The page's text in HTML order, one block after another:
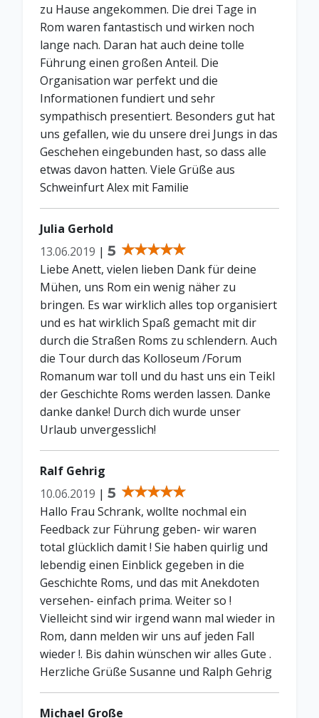
zu Hause angekommen. Die drei Tage in
Rom waren fantastisch und wirken noch
lange nach. Daran hat auch deine tolle
Führung einen großen Anteil. Die
Organisation war perfekt und die
Informationen fundiert und sehr
sympathisch presentiert. Besonders gut hat
uns gefallen, wie du unsere drei Jungs in das
Geschehen eingebunden hast, so dass alle
etwas davon hatten. Viele Grüße aus
Schweinfurt Alex mit Familie
Julia Gerhold
13.06.2019 | 5
Liebe Anett, vielen lieben Dank für deine
Mühen, uns Rom ein wenig näher zu
bringen. Es war wirklich alles top organisiert
und es hat wirklich Spaß gemacht mit dir
durch die Straßen Roms zu schlendern. Auch
die Tour durch das Kolloseum /Forum
Romanum war toll und du hast uns ein Teikl
der Geschichte Roms werden lassen. Danke
danke danke! Durch dich wurde unser
Urlaub unvergesslich!
Ralf Gehrig
10.06.2019 | 5
Hallo Frau Schrank, wollte nochmal ein
Feedback zur Führung geben- wir waren
total glücklich damit ! Sie haben quirlig und
lebendig einen Einblick gegeben in die
Geschichte Roms, und das mit Anekdoten
versehen- einfach prima. Weiter so !
Vielleicht sind wir irgend wann mal wieder in
Rom, dann melden wir uns auf jeden Fall
wieder !. Bis dahin wünschen wir alles Gute .
Herzliche Grüße Susanne und Ralph Gehrig
Michael Große